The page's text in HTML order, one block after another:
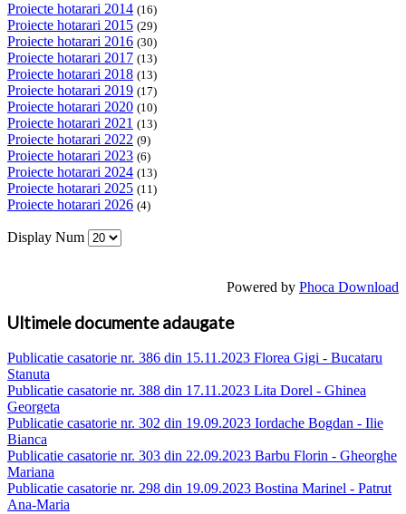
Proiecte hotarari 2014 (16)
Proiecte hotarari 2015 (29)
Proiecte hotarari 2016 (30)
Proiecte hotarari 2017 (13)
Proiecte hotarari 2018 (13)
Proiecte hotarari 2019 (17)
Proiecte hotarari 2020 (10)
Proiecte hotarari 2021 (13)
Proiecte hotarari 2022 (9)
Proiecte hotarari 2023 (6)
Proiecte hotarari 2024 (13)
Proiecte hotarari 2025 (11)
Proiecte hotarari 2026 (4)
Display Num
Powered by Phoca Download
Ultimele documente adaugate
Publicatie casatorie nr. 386 din 15.11.2023 Florea Gigi - Bucataru
Stanuta
Publicatie casatorie nr. 388 din 17.11.2023 Lita Dorel - Ghinea
Georgeta
Publicatie casatorie nr. 302 din 19.09.2023 Iordache Bogdan - Ilie
Bianca
Publicatie casatorie nr. 303 din 22.09.2023 Barbu Florin - Gheorghe
Mariana
Publicatie casatorie nr. 298 din 19.09.2023 Bostina Marinel - Patrut
Ana-Maria